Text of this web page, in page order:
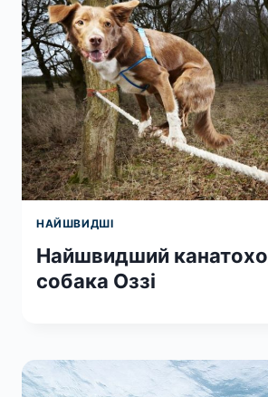
НАЙШВИДШІ
Найшвидший
собака Оззі